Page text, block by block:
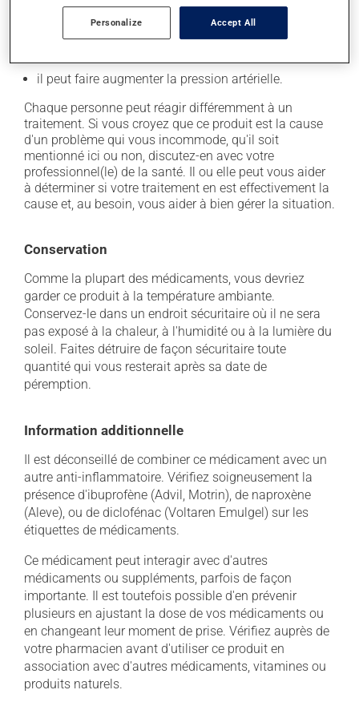
il peut causer des étourdissements - levez-vous
lentement et soyez prudent avant de prendre le
il peut faire augmenter la pression artérielle.
Chaque personne peut réagir différemment à un
traitement. Si vous croyez que ce produit est la cause
d'un problème qui vous incommode, qu'il soit
mentionné ici ou non, discutez-en avec votre
professionnel(le) de la santé. Il ou elle peut vous aider
à déterminer si votre traitement en est effectivement la
cause et, au besoin, vous aider à bien gérer la situation.
Conservation
Comme la plupart des médicaments, vous devriez
garder ce produit à la température ambiante.
Conservez-le dans un endroit sécuritaire où il ne sera
pas exposé à la chaleur, à l'humidité ou à la lumière du
soleil. Faites détruire de façon sécuritaire toute
quantité qui vous resterait après sa date de
péremption.
Information additionnelle
Il est déconseillé de combiner ce médicament avec un
autre anti-inflammatoire. Vérifiez soigneusement la
présence d'ibuprofène (Advil, Motrin), de naproxène
(Aleve), ou de diclofénac (Voltaren Emulgel) sur les
étiquettes de médicaments.
Ce médicament peut interagir avec d'autres
médicaments ou suppléments, parfois de façon
importante. Il est toutefois possible d'en prévenir
plusieurs en ajustant la dose de vos médicaments ou
en changeant leur moment de prise. Vérifiez auprès de
votre pharmacien avant d'utiliser ce produit en
association avec d'autres médicaments, vitamines ou
produits naturels.
Personalize Accept All